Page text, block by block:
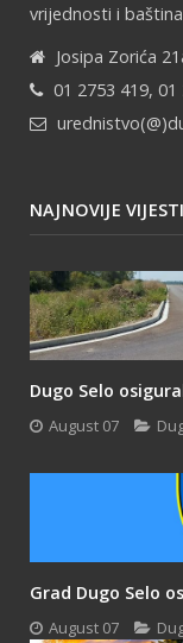
vrijednosti i
Josipa Zorića
01 2753 419, 01
NAJNOVIJE VIJESTI
Dugo Selo
August 07
Grad Dugo Selo
August 07